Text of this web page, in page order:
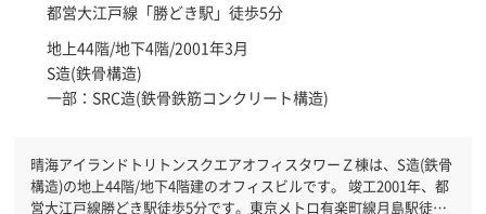
都営大江戸線「勝どき駅 」徒歩5分
地上44階/地下4階/2001年3月
S造(鉄骨構造)
一部：SRC造(鉄骨鉄筋コンクリート構造)
晴海アイランドトリトンスクエアオフィスタワーＺ棟は、S造(鉄骨
構造)の地上44階/地下4階建のオフィスビルです。 竣工2001年、都
営大江戸線勝どき駅徒歩5分です。東京メトロ有楽町線月島駅徒歩